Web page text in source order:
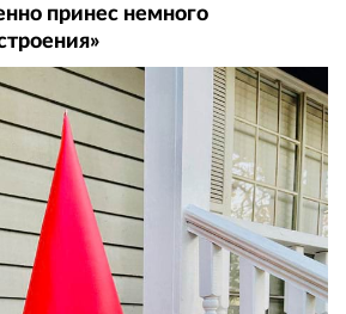
принес немного